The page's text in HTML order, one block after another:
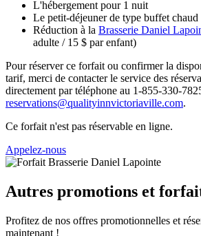
L'hébergement pour 1 nuit
Le petit-déjeuner de type buffet chaud
Réduction à la Brasserie Daniel
adulte / 15 $ par enfant)
Pour réserver ce forfait ou confirmer la
tarif, merci de contacter le service des
directement par téléphone au 1-855-330-
reservations@qualityinnvictoriaville.com.
Ce forfait n'est pas réservable en ligne.
Appelez-nous
Autres promotions et
Profitez de nos offres promotionnelles et
maintenant !